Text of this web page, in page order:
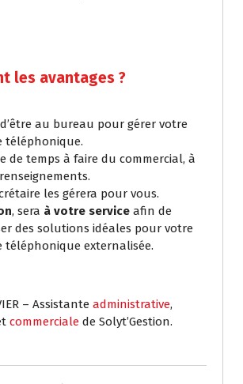
les avantages ?
au bureau pour gérer votre
téléphonique.
de temps à faire du commercial, à
les gérera pour vous.
, sera à votre service afin de
des solutions idéales pour votre
téléphonique externalisée.
– Assistante administrative,
commerciale de Solyt’Gestion.